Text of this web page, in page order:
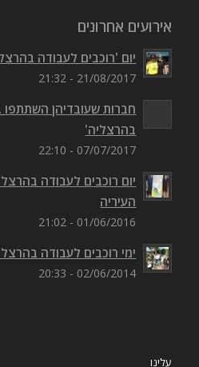
אירועים אחרונים
יום 'רוכבים לעבודה
21/08/2017 - 21:32
חברות שעובדיהן השתתפו
בהרצליה'
07/07/2017 - 22:10
העיריה
01/06/2016 - 21:02
ימי רוכבים לעבודה בהרצליה
02/06/2014 - 20:33
עלינו